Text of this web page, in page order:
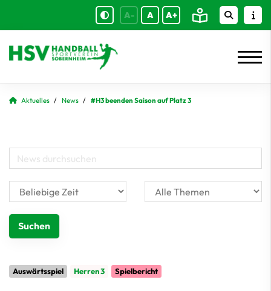
A- A A+
Aktuelles News #H3 beenden Saison auf Platz 3
Auswärtsspiel Herren 3 Spielbericht